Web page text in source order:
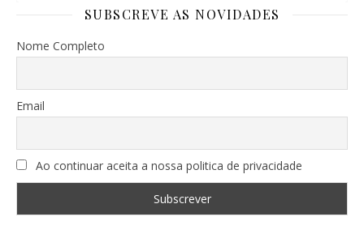
SUBSCREVE AS NOVIDADES
Nome Completo
Email
Ao continuar aceita a nossa politica de privacidade